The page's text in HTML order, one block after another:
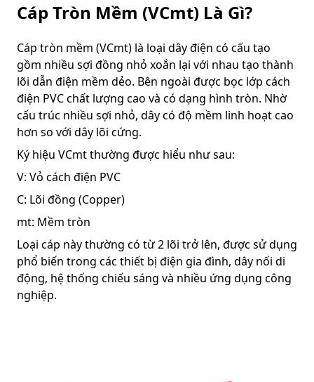
Cáp Tròn Mềm (VCmt) Là Gì?
Cáp tròn mềm (VCmt) là loại dây điện có cấu tạo
gồm nhiều sợi đồng nhỏ xoắn lại với nhau tạo thành
lõi dẫn điện mềm dẻo. Bên ngoài được bọc lớp cách
điện PVC chất lượng cao và có dạng hình tròn. Nhờ
cấu trúc nhiều sợi nhỏ, dây có độ mềm linh hoạt cao
hơn so với dây lõi cứng.
Ký hiệu VCmt thường được hiểu như sau:
V: Vỏ cách điện PVC
C: Lõi đồng (Copper)
mt: Mềm tròn
Loại cáp này thường có từ 2 lõi trở lên, được sử dụng
phổ biến trong các thiết bị điện gia đình, dây nối di
động, hệ thống chiếu sáng và nhiều ứng dụng công
nghiệp.